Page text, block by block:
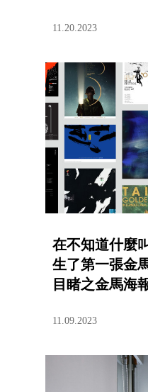
11.20.2023
在不知道什麼
生了第一張金
目睹之金馬海
11.09.2023